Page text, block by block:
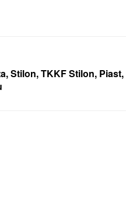
Stilon, TKKF Stilon, Piast,